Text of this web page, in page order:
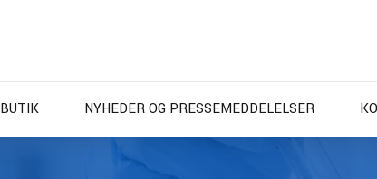
BUTIK NYHEDER OG PRESSEMEDDELELSER